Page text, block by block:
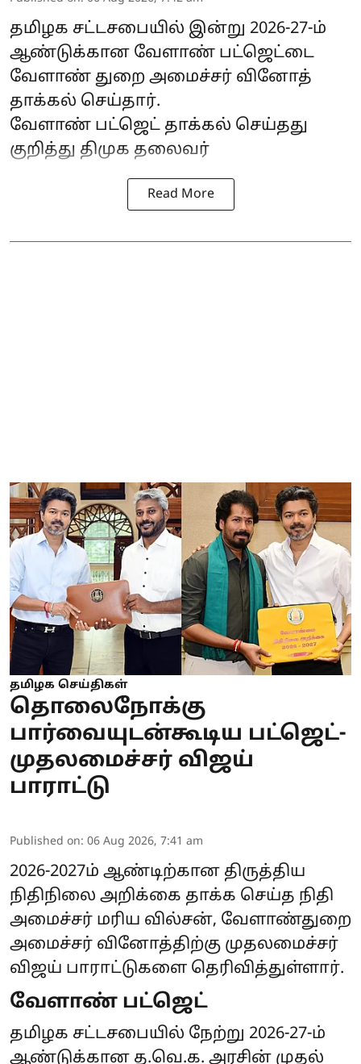
தமிழக சட்டசபையில் இன்று 2026-27-ம்
ஆண்டுக்கான வேளாண் பட்ஜெட்டை
வேளாண் துறை அமைச்சர் வினோத்
தாக்கல் செய்தார்.
வேளாண் பட்ஜெட் தாக்கல் செய்தது
குறித்து திமுக தலைவர்
Read More
தமிழக செய்திகள்
தொலைநோக்கு
பார்வையுடன்கூடிய பட்ஜெட்-
முதலமைச்சர் விஜய்
பாராட்டு
Published on: 06 Aug 2026, 7:41 am
2026-2027ம் ஆண்டிற்கான திருத்திய
நிதிநிலை அறிக்கை தாக்க செய்த நிதி
அமைச்சர் மரிய வில்சன், வேளாண்துறை
அமைச்சர் வினோத்திற்கு முதலமைச்சர்
விஜய் பாராட்டுகளை தெரிவித்துள்ளார்.
வேளாண் பட்ஜெட்
தமிழக சட்டசபையில் நேற்று 2026-27-ம்
ஆண்டுக்கான த.வெ.க. அரசின் முதல்